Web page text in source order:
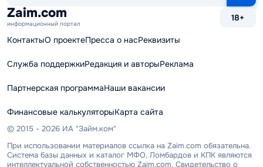
сайту
Zaim.com
информационный портал
18+
КонтактыО проектеПресса о насРеквизиты
Служба поддержкиРедакция и авторыРеклама
Партнерская программаНаши вакансии
Финансовые калькуляторыКарта сайта
© 2015 - 2026 ИА "Займ.ком"
При использовании материалов ссылка на Zaim.com обязательна.
Система базы данных и каталог МФО, Ломбардов и КПК являются
интеллектуальной собственностью Zaim.com. Свидетельство о